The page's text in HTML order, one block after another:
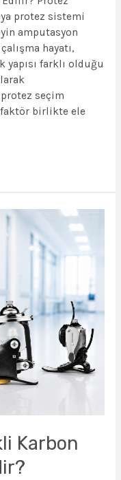
protez sistemi
amputasyon
hayatı,
farklı olduğu
seçim
birlikte ele
Karbon